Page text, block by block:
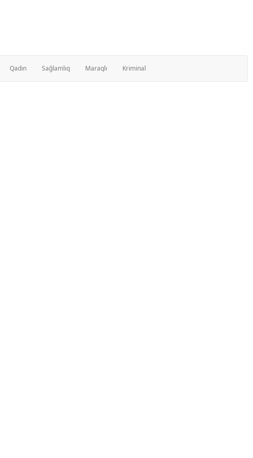
Qadın Sağlamlıq Maraqlı Kriminal